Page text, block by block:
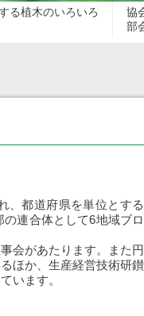
る植木のいろいろ
協
部
、都道府県を単位とする
連合体として6地域ブロ
会があたります。また円
ほか、生産経営技術研鑚
います。